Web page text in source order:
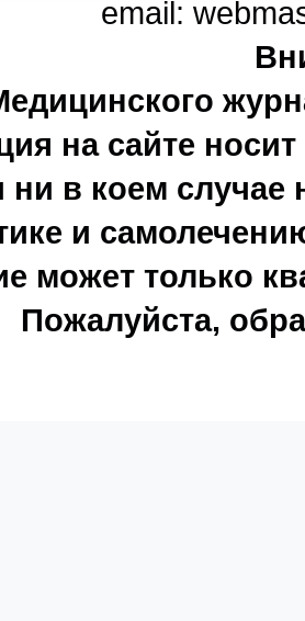
email:
на сайте
ни в коем
и
может только
Пожалуйста,